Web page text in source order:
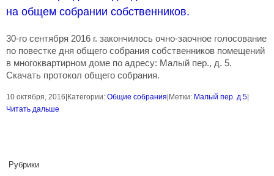
на общем собрании собственников.
30-го сентября 2016 г. закончилось очно-заочное голосование
по повестке дня общего собрания собственников помещений
в многоквартирном доме по адресу: Малый пер., д. 5.
Скачать протокол общего собрания.
10 октября, 2016|Категории: Общие собрания|Метки: Малый пер. д.5|
Читать дальше
Рубрики